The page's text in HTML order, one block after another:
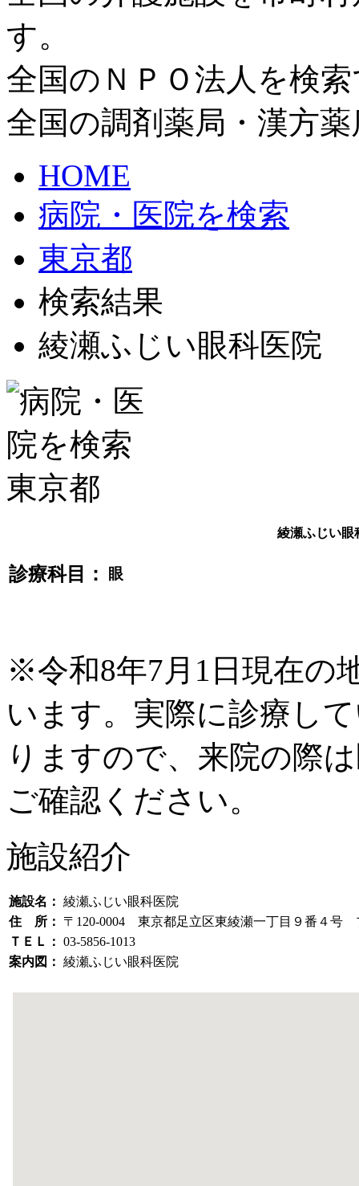
す。
全国のＮＰＯ法人を検
全国の調剤薬局・漢方
HOME
病院・医院を検索
東京都
検索結果
綾瀬ふじい眼科医院
綾瀬ふじい眼
診療科目： 眼
※令和8年7月1日現在の
います。実際に診療し
りますので、来院の際
ご確認ください。
施設紹介
施設名： 綾瀬ふじい眼科医院
住 所：
〒120-0004 東京都足立区東綾瀬一丁目９番４号
ＴＥＬ： 03-5856-1013
案内図： 綾瀬ふじい眼科医院